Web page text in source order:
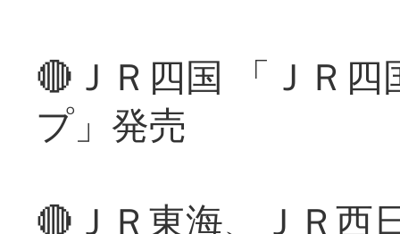
🔴ＪＲ四国 「ＪＲ
プ」発売
🔴ＪＲ東海、ＪＲ西